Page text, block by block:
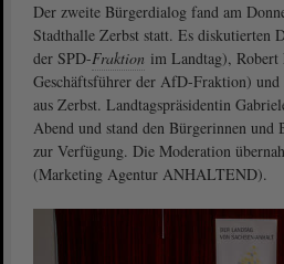
Der zweite Bürgerdialog fand am
Stadthalle Zerbst statt. Es diskutierten
der SPD-Fraktion im Landtag), Robert
Geschäftsführer der AfD-Fraktion)
aus Zerbst. Landtagspräsidentin
Abend und stand den Bürgerinnen und
zur Verfügung. Die Moderation
(Marketing Agentur ANHALTEND).